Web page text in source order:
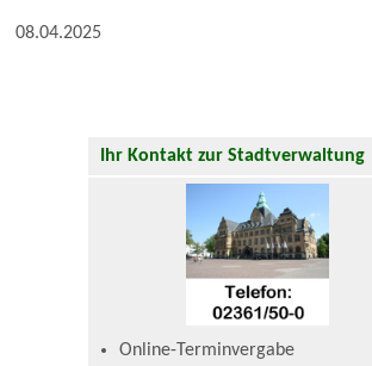
08.04.2025
Ihr Kontakt zur Stadtverwaltung
Online-Terminvergabe